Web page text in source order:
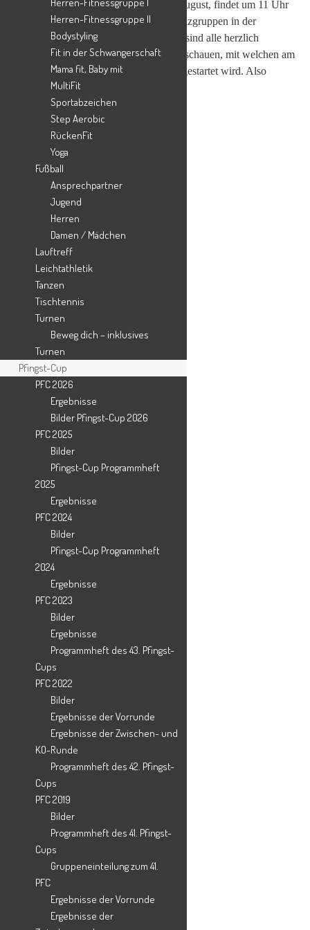
gefreut! Am jetzigen Sonntag, den 6. August, findet um 11 Uhr
die offene Generalprobe der beiden Tanzgruppen in der
Harderberger Turnhalle statt. Zu dieser sind alle herzlich
eingeladen, sich die beiden Tänze anzuschauen, mit welchen am
Wochenende danach beim Wettkampf gestartet wird. Also
kommt gerne vorbei, wir freuen uns!!!
Herren-Fitnessgruppe II
Bodystyling
Fit in der Schwangerschaft
Mama fit, Baby mit
MultiFit
Sportabzeichen
Step Aerobic
RückenFit
Yoga
Fußball
Ansprechpartner
Jugend
Herren
Damen / Mädchen
Lauftreff
Leichtathletik
Tanzen
Tischtennis
Turnen
Beweg dich – inklusives
Turnen
Pfingst-Cup
PFC 2026
Ergebnisse
Bilder Pfingst-Cup 2026
PFC 2025
Bilder
Pfingst-Cup Programmheft
2025
Ergebnisse
PFC 2024
Bilder
Pfingst-Cup Programmheft
2024
Ergebnisse
PFC 2023
Bilder
Ergebnisse
Programmheft des 43. Pfingst-
Cups
PFC 2022
Bilder
Ergebnisse der Vorrunde
Ergebnisse der Zwischen- und
KO-Runde
Programmheft des 42. Pfingst-
Cups
PFC 2019
Bilder
Programmheft des 41. Pfingst-
Cups
Gruppeneinteilung zum 41.
PFC
Ergebnisse der Vorrunde
Ergebnisse der